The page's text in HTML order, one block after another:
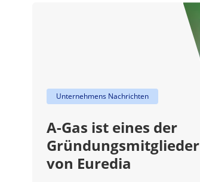
Unternehmens Nachrichten
A-Gas ist eines der
Gründungsmitglieder
von Euredia